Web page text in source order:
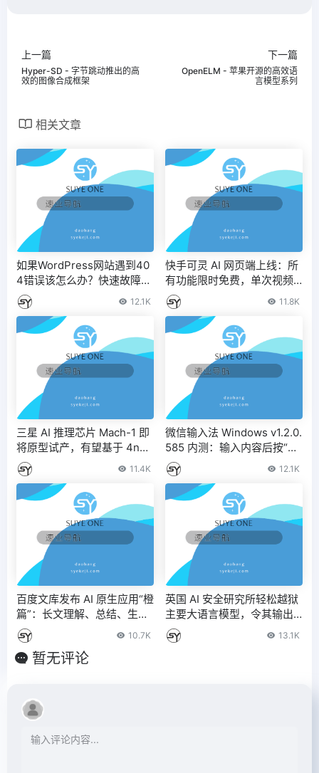
上一篇
Hyper-SD - 字节跳动推出的高
效的图像合成框架
下一篇
OpenELM - 苹果开源的高效语
言模型系列
相关文章
如果WordPress网站遇到40
4错误该怎么办？快速故障排
除和维修方法分享
12.1K
快手可灵 AI 网页端上线：所
有功能限时免费，单次视频
生成时长增至 10 秒
11.8K
三星 AI 推理芯片 Mach-1 即
将原型试产，有望基于 4nm
工艺
11.4K
微信输入法 Windows v1.2.0.
585 内测：输入内容后按“=”
获取 AI 回答
12.1K
百度文库发布 AI 原生应用“橙
篇”：长文理解、总结、生成
与编辑 – IT之家
10.7K
英国 AI 安全研究所轻松越狱
主要大语言模型，令其输出
有害内容 – IT之家
13.1K
暂无评论